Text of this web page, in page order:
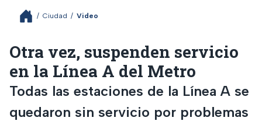
/ Ciudad / Video
Otra vez, suspenden servicio
en la Línea A del Metro
Todas las estaciones de la Línea A se
quedaron sin servicio por problemas